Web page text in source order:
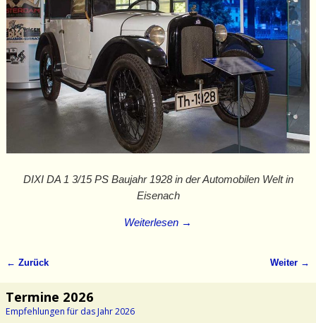
DIXI DA 1 3/15 PS Baujahr 1928 in der Automobilen Welt in
Eisenach
Weiterlesen →
← Zurück Weiter →
Termine 2026
Empfehlungen für das Jahr 2026